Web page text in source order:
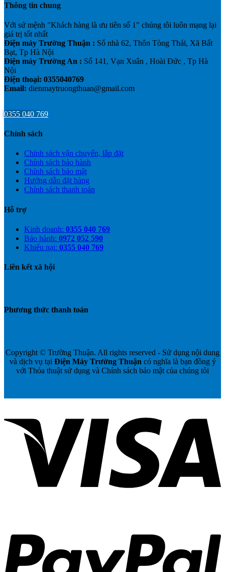
Thông tin chung
Với sứ mệnh "Khách hàng là ưu tiên số 1" chúng tôi luôn mạng lại
giá trị tốt nhất
Điện máy Trường Thuận : Số nhà 62, Thôn Tòng Thái, Xã Bất
Bạt, Tp Hà Nội
Điện máy Trường An : Số 141, Vạn Xuân , Hoài Đức , Tp Hà
Nội
Điện thoại: 0355040769
Email: dienmaytruongthuan@gmail.com
0355 040 769
Chính sách
Chính sách vận chuyển, lắp đặt
Chính sách bảo hành
Chính sách bảo mật
Hướng dẫn đặt hàng
Chính sách thanh toán
Hỗ trợ
Kinh doanh: 0355 040 769
Bảo hành: 0972 052 590
Khiếu nại: 0355 040 769
Liên kết xã hội
Phương thức thanh toán
Copyright © Trường Thuận. All rights reserved - Sử dụng nội dung
và dịch vụ tại Điện Máy Trường Thuậncó nghĩa là bạn đồng ý
với Thỏa thuật sử dụng và Chính sách bảo mật của chúng tôi